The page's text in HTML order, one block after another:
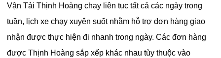
Vận Tải Thịnh Hoàng chạy liên tục tất cả các ngày trong
tuần, lịch xe chạy xuyên suốt nhằm hỗ trợ đơn hàng giao
nhận được thực hiện đi nhanh trong ngày. Các đơn hàng
được Thịnh Hoàng sắp xếp khác nhau tùy thuộc vào